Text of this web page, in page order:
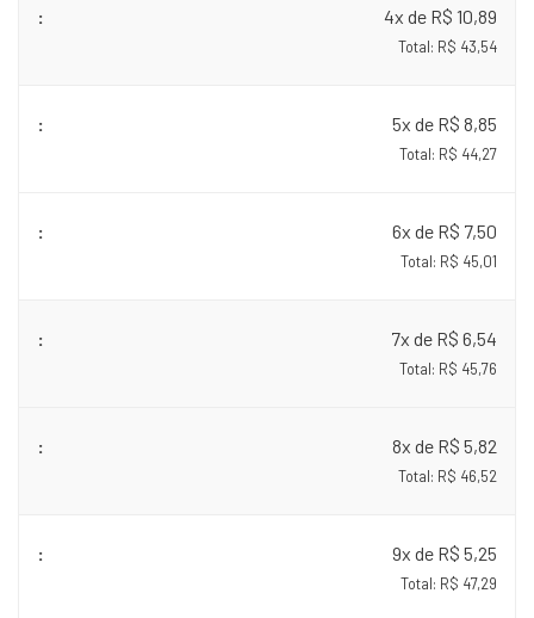
4x de R$ 10,89
Total: R$ 43,54
5x de R$ 8,85
Total: R$ 44,27
6x de R$ 7,50
Total: R$ 45,01
7x de R$ 6,54
Total: R$ 45,76
8x de R$ 5,82
Total: R$ 46,52
9x de R$ 5,25
Total: R$ 47,29